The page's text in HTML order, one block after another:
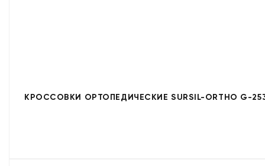
КРОССОВКИ ОРТОПЕДИЧЕСКИЕ SURSIL-ORTHO G-